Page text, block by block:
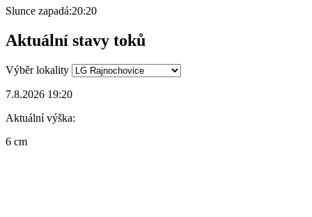
Slunce zapadá:20:20
Aktuální stavy toků
Výběr lokality
7.8.2026 19:20
Aktuální výška:
6 cm